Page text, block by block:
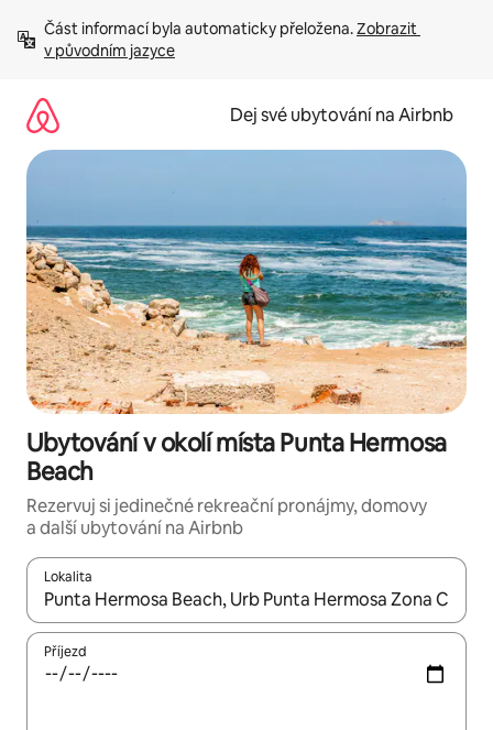
obsah
Část informací byla automaticky přeložena. Zobrazit
v původním jazyce
Dej své ubytování na Airbnb
Ubytování v okolí místa Punta Hermosa
Beach
Rezervuj si jedinečné rekreační pronájmy, domovy
a další ubytování na Airbnb
Lokalita
Až budou výsledky k dispozici, můžeš si je procházet pomocí
Příjezd